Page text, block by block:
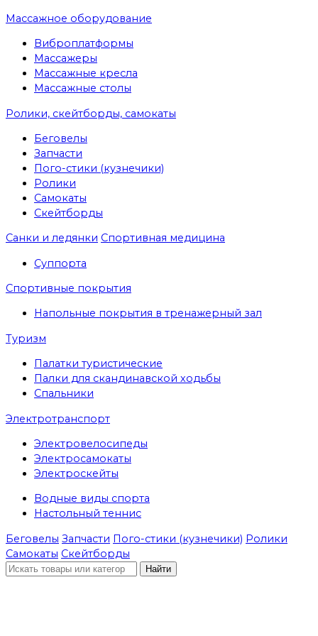
Массажное оборудование
Виброплатформы
Массажеры
Массажные кресла
Массажные столы
Ролики, скейтборды, самокаты
Беговелы
Запчасти
Пого-стики (кузнечики)
Ролики
Самокаты
Скейтборды
Санки и ледянки Спортивная медицина
Суппорта
Спортивные покрытия
Напольные покрытия в тренажерный зал
Туризм
Палатки туристические
Палки для скандинавской ходьбы
Спальники
Электротранспорт
Электровелосипеды
Электросамокаты
Электроскейты
Водные виды спорта
Настольный теннис
Беговелы Запчасти Пого-стики (кузнечики) Ролики
Самокаты Скейтборды
Найти